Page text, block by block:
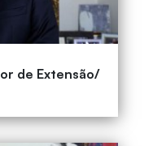
de Extensão/